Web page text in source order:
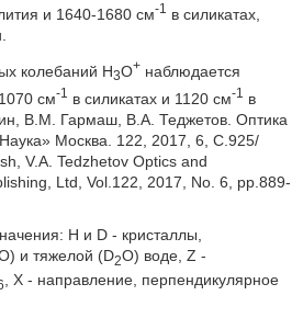
и 1640-1680 см-1
в силикатах,
колебаний Н3О+наблюдается
см-1 в силикатах и 1120 см-1
в
В.М. Гармаш, В.А. Теджетов. Оптика
Москва. 122, 2017, 6, С.925/
V.A. Tedzhetov Optics and
Ltd, Vol.122, 2017, No. 6, pp.889-
H и D - кристаллы,
и тяжелой (D2О) воде, Z -
, X - направление, перпендикулярное